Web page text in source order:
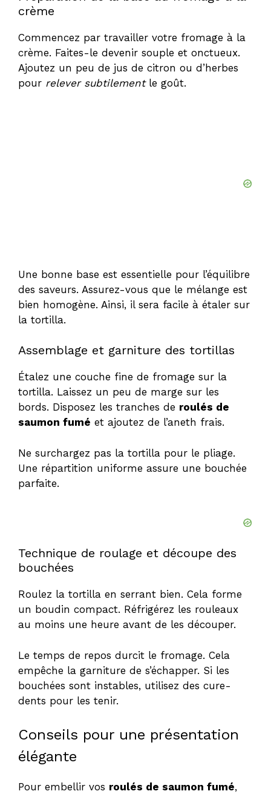
crème
Commencez par travailler votre fromage à la
crème. Faites-le devenir souple et onctueux.
Ajoutez un peu de jus de citron ou d’herbes
pour relever subtilementle goût.
Une bonne base est essentielle pour l’équilibre
des saveurs. Assurez-vous que le mélange est
bien homogène. Ainsi, il sera facile à étaler sur
la tortilla.
Assemblage et garniture des tortillas
Étalez une couche fine de fromage sur la
tortilla. Laissez un peu de marge sur les
bords. Disposez les tranches de roulés de
saumon fumé et ajoutez de l’aneth frais.
Ne surchargez pas la tortilla pour le pliage.
Une répartition uniforme assure une bouchée
parfaite.
Technique de roulage et découpe des
bouchées
Roulez la tortilla en serrant bien. Cela forme
un boudin compact. Réfrigérez les rouleaux
au moins une heure avant de les découper.
Le temps de repos durcit le fromage. Cela
empêche la garniture de s’échapper. Si les
bouchées sont instables, utilisez des cure-
dents pour les tenir.
Conseils pour une présentation
élégante
Pour embellir vos roulés de saumon fumé,